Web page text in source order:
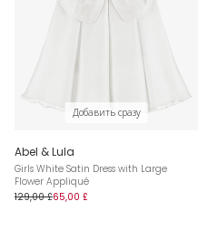
Добавить сразу
Abel & Lula
Girls White Satin Dress with Large
Flower Appliqué
129,00 £65,00 £